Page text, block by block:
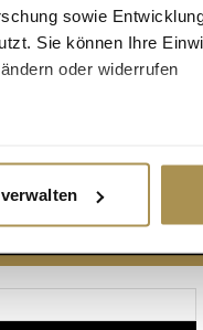
sowie
Sie können Ihre
oder widerrufen
werden, und legen
Funktionen für